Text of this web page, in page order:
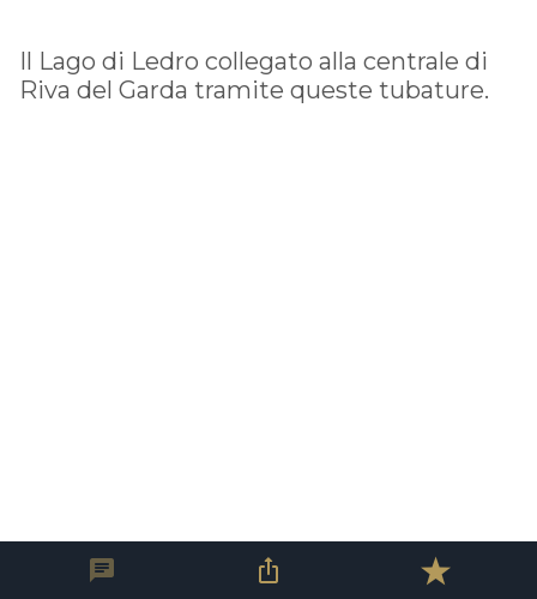
Il Lago di Ledro collegato alla centrale di
Riva del Garda tramite queste tubature.